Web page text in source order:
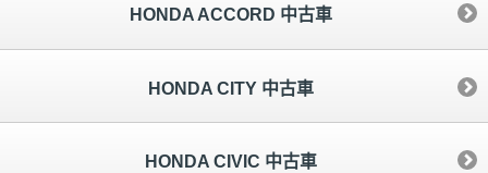
HONDA ACCORD 中古車
HONDA CITY 中古車
HONDA CIVIC 中古車